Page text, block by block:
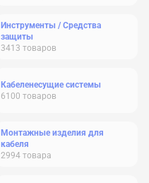
Инструменты / Средства
защиты
3413 товаров
Кабеленесущие системы
6100 товаров
Монтажные изделия для
кабеля
2994 товара